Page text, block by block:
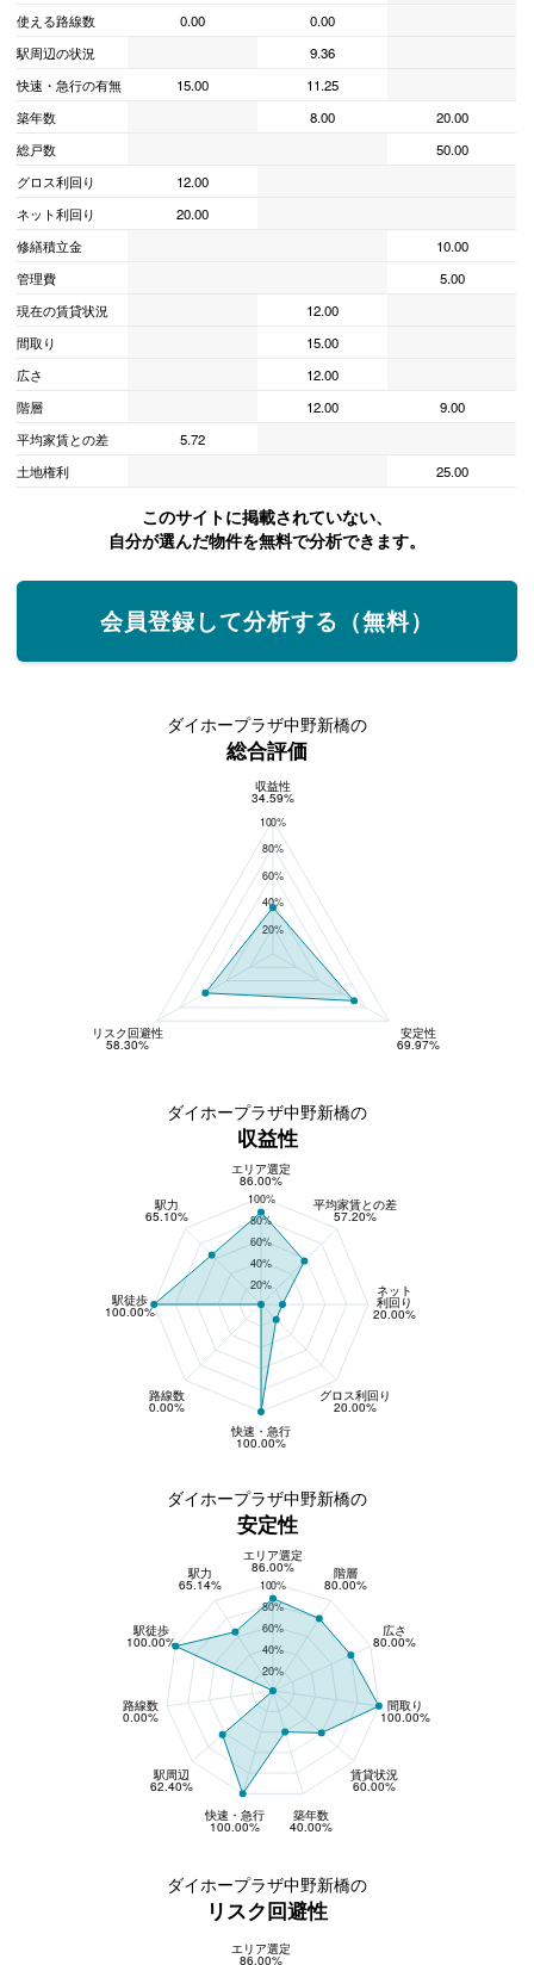
使える路線数
0.00
0.00
駅周辺の状況
9.36
快速・急行の有無
15.00
11.25
築年数
8.00
20.00
総戸数
50.00
グロス利回り
12.00
ネット利回り
20.00
修繕積立金
10.00
管理費
5.00
現在の賃貸状況
12.00
間取り
15.00
広さ
12.00
階層
12.00
9.00
平均家賃との差
5.72
土地権利
25.00
このサイトに掲載されていない、
自分が選んだ物件を無料で分析できます。
会員登録して分析する（無料）
ダイホープラザ中野新橋の
総合評価
100%
収益性
34.59%
リスク回避性
58.30%
安定性
69.97%
80%
60%
40%
20%
ダイホープラザ中野新橋の
収益性
100%
エリア選定
86.00%
駅力
65.10%
駅徒歩
100.00%
路線数
0.00%
快速・急行
100.00%
グロス利回り
20.00%
ネット
利回り
20.00%
平均家賃との差
57.20%
80%
60%
40%
20%
ダイホープラザ中野新橋の
安定性
100%
エリア選定
86.00%
駅力
65.14%
駅徒歩
100.00%
路線数
0.00%
駅周辺
62.40%
快速・急行
100.00%
築年数
40.00%
賃貸状況
60.00%
間取り
100.00%
広さ
80.00%
階層
80.00%
80%
60%
40%
20%
ダイホープラザ中野新橋の
リスク回避性
エリア選定
86.00%